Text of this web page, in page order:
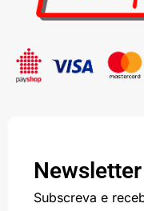
Newsletter
Subscreva e